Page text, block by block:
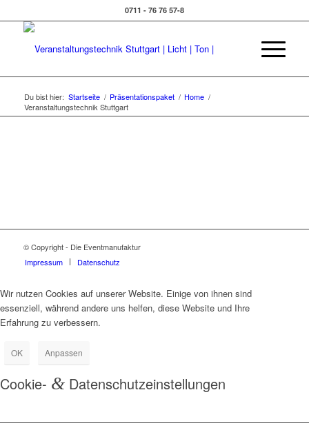
0711 - 76 76 57-8
Du bist hier: Startseite / Präsentationspaket / Home /
Veranstaltungstechnik Stuttgart
© Copyright - Die Eventmanufaktur
Impressum
Datenschutz
Wir nutzen Cookies auf unserer Website. Einige von ihnen sind
essenziell, während andere uns helfen, diese Website und Ihre
Erfahrung zu verbessern.
OK Anpassen
Cookie- & Datenschutzeinstellungen